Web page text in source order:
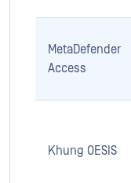
MetaDefender
Access
Khung OESIS